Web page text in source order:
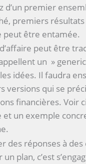
d’un premier
premiers
peut être entamée.
peut être
un »
idées. Il faudra
versions qui se
financières. Voir
et un exemple
des réponses à
un plan, c’est